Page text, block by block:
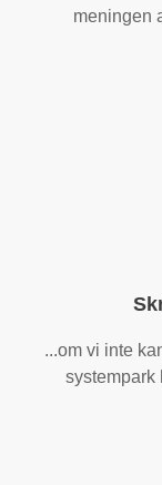
meningen
...om vi inte
systempark